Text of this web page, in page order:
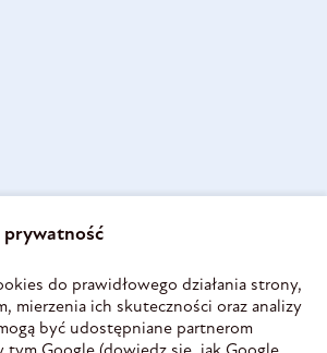
prywatność
do prawidłowego działania strony,
mierzenia ich skuteczności oraz analizy
być udostępniane partnerom